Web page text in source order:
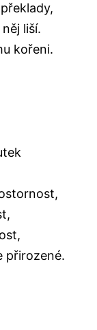
liší.
kořeni.
přirozené.